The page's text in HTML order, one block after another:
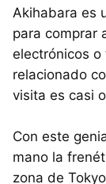
Akihabara es
para comprar
electrónicos
relacionado
visita es casi
Con este
mano la
zona de